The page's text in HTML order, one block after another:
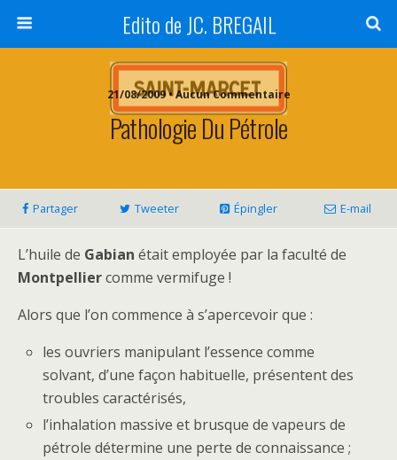
Edito de JC. BREGAIL
21/08/2009 • Aucun Commentaire
Pathologie Du Pétrole
Partager Tweeter Épingler E-mail
L’huile de Gabian était employée par la faculté de
Montpelliercomme vermifuge !
Alors que l’on commence à s’apercevoir que :
les ouvriers manipulant l’essence comme
solvant, d’une façon habituelle, présentent des
troubles caractérisés,
l’inhalation massive et brusque de vapeurs de
pétrole détermine une perte de connaissance ;